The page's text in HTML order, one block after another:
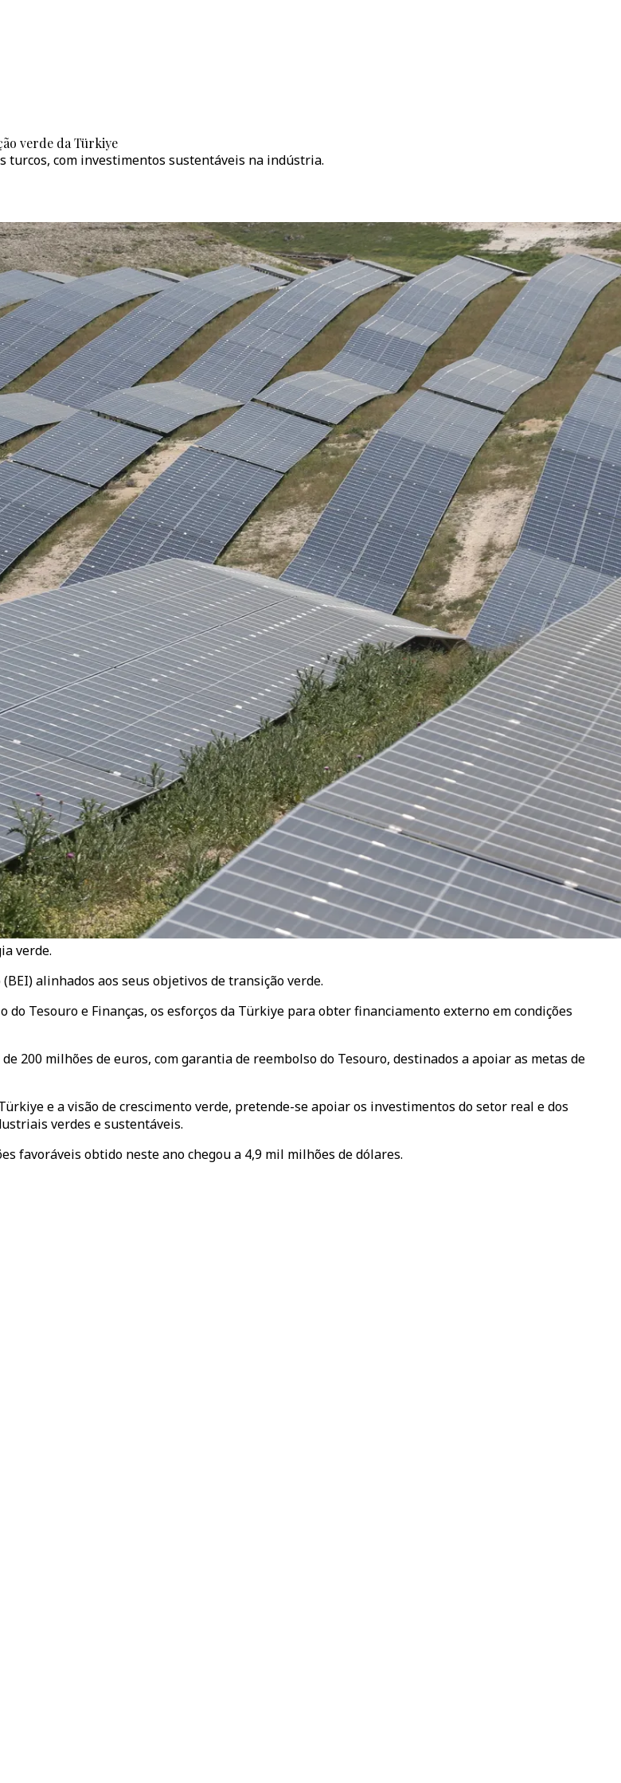
verde da Türkiye
turcos, com investimentos sustentáveis na indústria.
verde.
alinhados aos seus objetivos de transição verde.
Tesouro e Finanças, os esforços da Türkiye para obter financiamento externo em condições
200 milhões de euros, com garantia de reembolso do Tesouro, destinados a apoiar as metas de
e a visão de crescimento verde, pretende-se apoiar os investimentos do setor real e dos
verdes e sustentáveis.
favoráveis obtido neste ano chegou a 4,9 mil milhões de dólares.